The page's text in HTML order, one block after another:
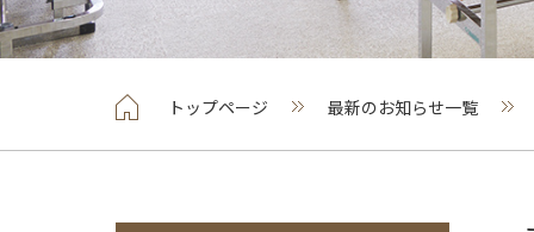
トップページ 最新のお知らせ一覧